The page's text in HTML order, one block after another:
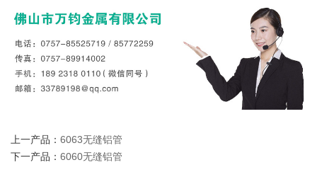
上一产品： 6063无缝铝管
下一产品： 6060无缝铝管